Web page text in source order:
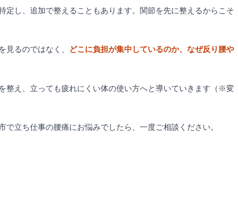
し、追加で整えることもあります。関節を先に整えるからこそ
るのではなく、
どこに負担が集中しているのか、なぜ反り腰や
整え、立っても疲れにくい体の使い方へと導いていきます（※変
立ち仕事の腰痛にお悩みでしたら、一度ご相談ください。